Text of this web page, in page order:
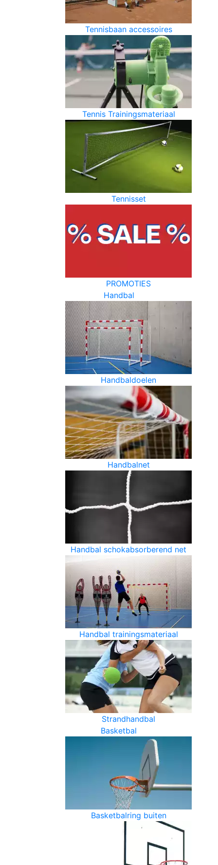
Tennisbaan accessoires
Tennis Trainingsmateriaal
Tennisset
PROMOTIES
Handbal
Handbaldoelen
Handbalnet
Handbal schokabsorberend net
Handbal trainingsmateriaal
Strandhandbal
Basketbal
Basketbalring buiten